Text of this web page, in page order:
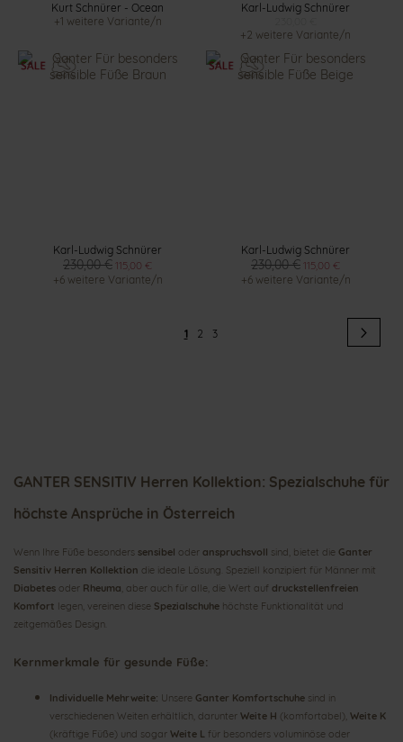
Kurt Schnürer - Ocean
+1 weitere Variante/n
Karl-Ludwig Schnürer
+2 weitere Variante/n
Karl-Ludwig Schnürer
230,00 € 115,00 €
+6 weitere Variante/n
Karl-Ludwig Schnürer
230,00 € 115,00 €
+6 weitere Variante/n
Seite
Sie
1 Seite
2 Seite
3
GANTER SENSITIV Herren Kollektion: Spezialschuhe für
höchste Ansprüche in Österreich
Wenn Ihre Füße besonders sensibel oder anspruchsvoll sind, bietet die Ganter
Sensitiv Herren Kollektion die ideale Lösung. Speziell konzipiert für Männer mit
Diabetes oder Rheuma , aber auch für alle, die Wert auf druckstellenfreien
Komfort legen, vereinen diese Spezialschuhe höchste Funktionalität und
zeitgemäßes Design.
Kernmerkmale für gesunde Füße:
Individuelle Mehrweite: Unsere Ganter Komfortschuhe sind in
verschiedenen Weiten erhältlich, darunter Weite H (komfortabel), Weite K
(kräftige Füße) und sogar Weite L für besonders voluminöse oder